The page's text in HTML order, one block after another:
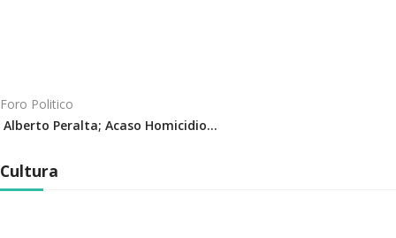
Foro Politico
Alberto Peralta; Acaso Homicidio…
Cultura